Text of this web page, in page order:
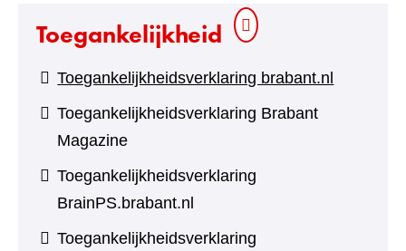
Toegankelijkheid
Toegankelijkheidsverklaring brabant.nl
Toegankelijkheidsverklaring Brabant
Magazine
Toegankelijkheidsverklaring
BrainPS.brabant.nl
Toegankelijkheidsverklaring